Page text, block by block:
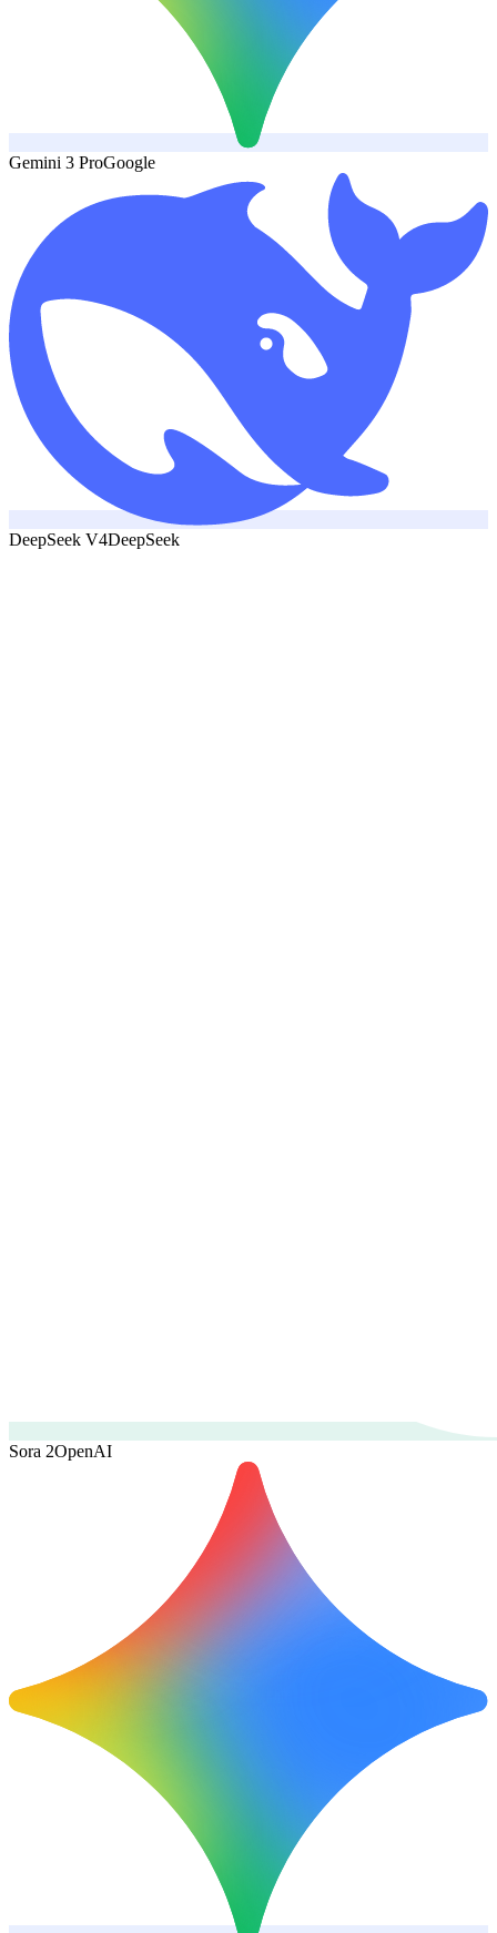
Gemini 3 ProGoogle
DeepSeek V4DeepSeek
Sora 2OpenAI